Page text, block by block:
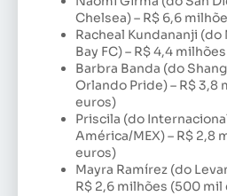
Chelsea) – R$ 6,6
Racheal Kundananji (do
Bay FC) – R$ 4,4
Barbra Banda (do
Orlando Pride) – R$ 3,8
euros)
Priscila (do
América/MEX) – R$ 2,8
euros)
Mayra Ramírez (do
R$ 2,6 milhões (500 mil